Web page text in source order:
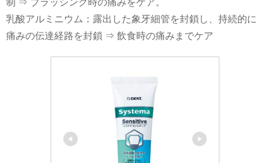
制 ⇒ ブラッシング時の痛みをケア。
乳酸アルミニウム：露出した象牙細管を封鎖し、持続的に
痛みの伝達経路を封鎖 ⇒ 飲食時の痛みまでケア